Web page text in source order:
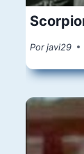
Por javi29